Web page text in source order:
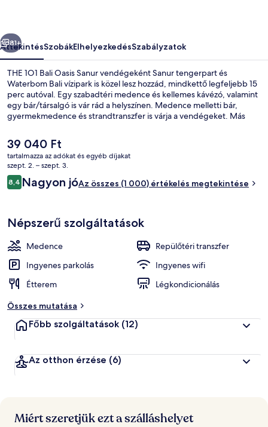
Következő
81+
ÁttekintésSzobákElhelyezkedésSzabályzatok
THE 1O1 Bali Oasis Sanur vendégeként Sanur tengerpart és
Waterbom Bali vízipark is közel lesz hozzád, mindkettő legfeljebb 15
perc autóval. Egy szabadtéri medence és kellemes kávézó, valamint
egy bár/társalgó is vár rád a helyszínen. Medence melletti bár,
gyermekmedence és strandtranszfer is várja a vendégeket. Más
jellemzőiről: segítőkész személyzet és elhelyezkedés.
A
jelenlegi
ár
39 040 Ft
39 040 Ft
tartalmazza az adókat és egyéb díjakat
szept. 2. – szept. 3.
Értékelések
8,48,4 ennyiből: 10
Nagyon jóAz összes (1 000) értékelés megtekintése
Népszerű szolgáltatások
Medence
Repülőtéri transzfer
Ingyenes parkolás
Ingyenes wifi
Étterem
Légkondicionálás
Összes mutatása
Főbb szolgáltatások (12)
Az otthon érzése (6)
Miért szeretjük ezt a szálláshelyet